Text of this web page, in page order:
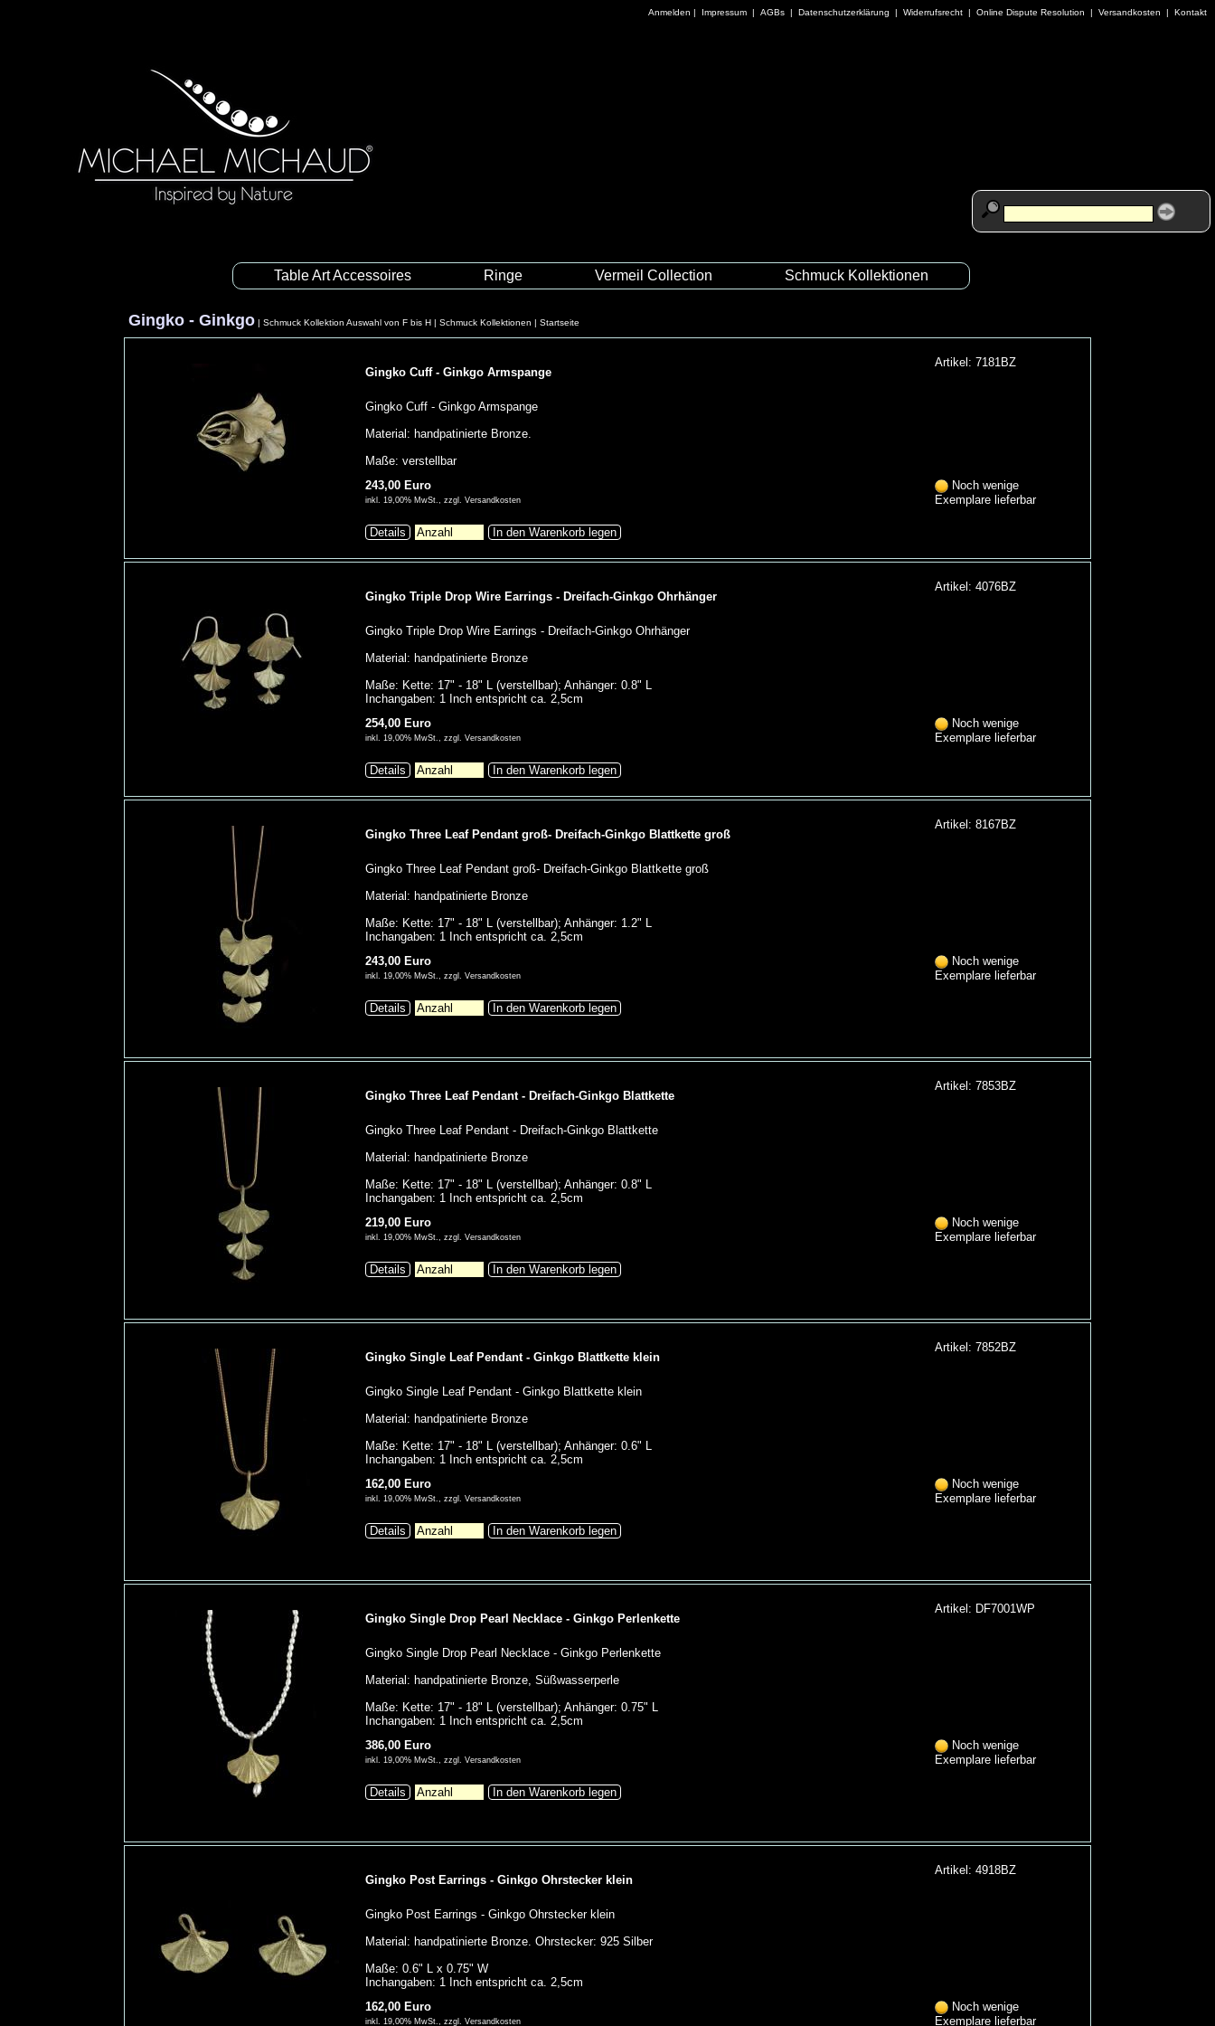
Anmelden | Impressum | AGBs | Datenschutzerklärung | Widerrufsrecht | Online Dispute Resolution | Versandkosten | Kontakt
Table Art Accessoires Ringe Vermeil Collection Schmuck Kollektionen
Gingko - Ginkgo |Schmuck Kollektion Auswahl von F bis H |Schmuck Kollektionen |Startseite
Gingko Cuff - Ginkgo Armspange
Artikel: 7181BZ
Gingko Cuff - Ginkgo Armspange
Material: handpatinierte Bronze.
Maße: verstellbar
243,00 Euro
inkl. 19,00% MwSt., zzgl. Versandkosten
Noch wenige
Exemplare lieferbar
Details In den Warenkorb legen
Gingko Triple Drop Wire Earrings - Dreifach-Ginkgo Ohrhänger
Artikel: 4076BZ
Gingko Triple Drop Wire Earrings - Dreifach-Ginkgo Ohrhänger
Material: handpatinierte Bronze
Maße: Kette: 17" - 18" L (verstellbar); Anhänger: 0.8" L
Inchangaben: 1 Inch entspricht ca. 2,5cm
254,00 Euro
inkl. 19,00% MwSt., zzgl. Versandkosten
Noch wenige
Exemplare lieferbar
Details In den Warenkorb legen
Gingko Three Leaf Pendant groß- Dreifach-Ginkgo Blattkette groß
Artikel: 8167BZ
Gingko Three Leaf Pendant groß- Dreifach-Ginkgo Blattkette groß
Material: handpatinierte Bronze
Maße: Kette: 17" - 18" L (verstellbar); Anhänger: 1.2" L
Inchangaben: 1 Inch entspricht ca. 2,5cm
243,00 Euro
inkl. 19,00% MwSt., zzgl. Versandkosten
Noch wenige
Exemplare lieferbar
Details In den Warenkorb legen
Gingko Three Leaf Pendant - Dreifach-Ginkgo Blattkette
Artikel: 7853BZ
Gingko Three Leaf Pendant - Dreifach-Ginkgo Blattkette
Material: handpatinierte Bronze
Maße: Kette: 17" - 18" L (verstellbar); Anhänger: 0.8" L
Inchangaben: 1 Inch entspricht ca. 2,5cm
219,00 Euro
inkl. 19,00% MwSt., zzgl. Versandkosten
Noch wenige
Exemplare lieferbar
Details In den Warenkorb legen
Gingko Single Leaf Pendant - Ginkgo Blattkette klein
Artikel: 7852BZ
Gingko Single Leaf Pendant - Ginkgo Blattkette klein
Material: handpatinierte Bronze
Maße: Kette: 17" - 18" L (verstellbar); Anhänger: 0.6" L
Inchangaben: 1 Inch entspricht ca. 2,5cm
162,00 Euro
inkl. 19,00% MwSt., zzgl. Versandkosten
Noch wenige
Exemplare lieferbar
Details In den Warenkorb legen
Gingko Single Drop Pearl Necklace - Ginkgo Perlenkette
Artikel: DF7001WP
Gingko Single Drop Pearl Necklace - Ginkgo Perlenkette
Material: handpatinierte Bronze, Süßwasserperle
Maße: Kette: 17" - 18" L (verstellbar); Anhänger: 0.75" L
Inchangaben: 1 Inch entspricht ca. 2,5cm
386,00 Euro
inkl. 19,00% MwSt., zzgl. Versandkosten
Noch wenige
Exemplare lieferbar
Details In den Warenkorb legen
Gingko Post Earrings - Ginkgo Ohrstecker klein
Artikel: 4918BZ
Gingko Post Earrings - Ginkgo Ohrstecker klein
Material: handpatinierte Bronze. Ohrstecker: 925 Silber
Maße: 0.6" L x 0.75" W
Inchangaben: 1 Inch entspricht ca. 2,5cm
162,00 Euro
inkl. 19,00% MwSt., zzgl. Versandkosten
Noch wenige
Exemplare lieferbar